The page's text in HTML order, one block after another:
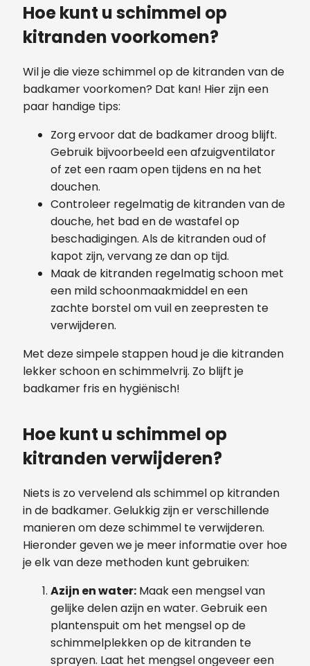
Hoe kunt u schimmel op
kitranden voorkomen?
Wil je die vieze schimmel op de kitranden van de
badkamer voorkomen? Dat kan! Hier zijn een
paar handige tips:
Zorg ervoor dat de badkamer droog blijft.
Gebruik bijvoorbeeld een afzuigventilator
of zet een raam open tijdens en na het
douchen.
Controleer regelmatig de kitranden van de
douche, het bad en de wastafel op
beschadigingen. Als de kitranden oud of
kapot zijn, vervang ze dan op tijd.
Maak de kitranden regelmatig schoon met
een mild schoonmaakmiddel en een
zachte borstel om vuil en zeepresten te
verwijderen.
Met deze simpele stappen houd je die kitranden
lekker schoon en schimmelvrij. Zo blijft je
badkamer fris en hygiënisch!
Hoe kunt u schimmel op
kitranden verwijderen?
Niets is zo vervelend als schimmel op kitranden
in de badkamer. Gelukkig zijn er verschillende
manieren om deze schimmel te verwijderen.
Hieronder geven we je meer informatie over hoe
je elk van deze methoden kunt gebruiken:
Azijn en water: Maak een mengsel van
gelijke delen azijn en water. Gebruik een
plantenspuit om het mengsel op de
schimmelplekken op de kitranden te
sprayen. Laat het mengsel ongeveer een